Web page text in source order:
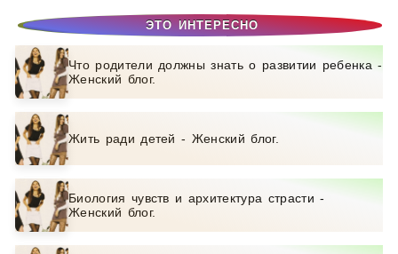
ЭТО ИНТЕРЕСНО
Что родители должны знать о развитии ребенка -
Женский блог.
Жить ради детей - Женский блог.
Биология чувств и архитектура страсти -
Женский блог.